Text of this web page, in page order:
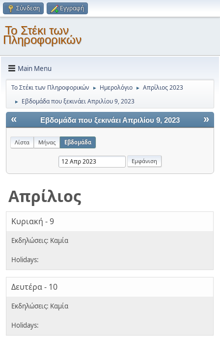
Σύνδεση Εγγραφή
Το Στέκι των
Πληροφορικών
Main Menu
Το Στέκι των Πληροφορικών ► Ημερολόγιο ► Απρίλιος 2023
► Εβδομάδα που ξεκινάει Απριλίου 9, 2023
« »
Εβδομάδα που ξεκινάει Απριλίου 9, 2023
Λίστα Μήνας Εβδομάδα
Απρίλιος
Κυριακή - 9
Δευτέρα - 10